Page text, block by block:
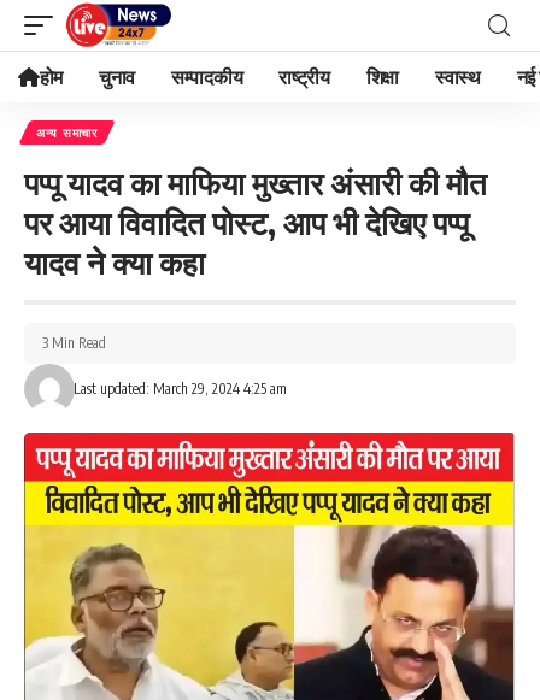
होम चुनाव सम्पादकीय राष्ट्रीय शिक्षा स्वास्थ नई
अन्य समाचार
पप्पू यादव का माफिया मुख्तार अंसारी की मौत
पर आया विवादित पोस्ट, आप भी देखिए पप्पू
यादव ने क्या कहा
Last updated: March 29, 2024 4:25 am
3 Min Read